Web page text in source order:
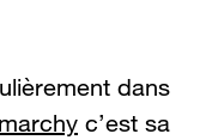
dans
c’est sa